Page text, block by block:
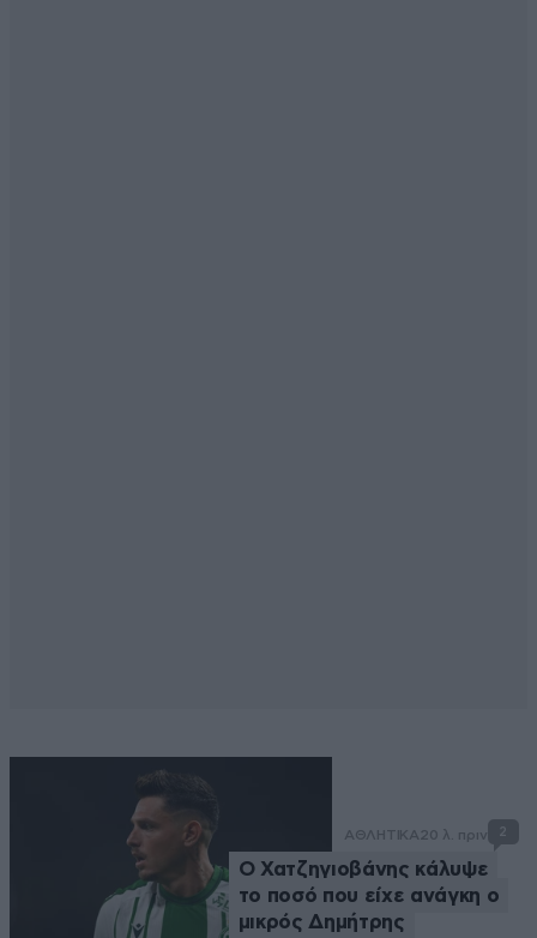
ΑΘΛΗΤΙΚΑ20 λ. πριν 2
Ο Χατζηγιοβάνης κάλυψε
το ποσό που είχε ανάγκη ο
μικρός Δημήτρης